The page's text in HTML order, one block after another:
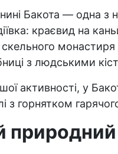
Бакота — одна з
краєвид на
з людськими
активності, у
з горнятком